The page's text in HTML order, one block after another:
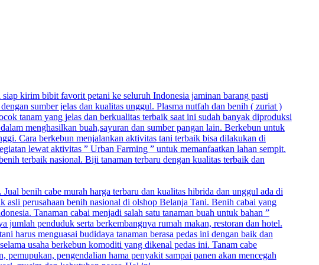
kirim bibit favorit petani ke seluruh Indonesia jaminan barang pasti
sumber jelas dan kualitas unggul. Plasma nutfah dan benih ( zuriat )
tanam yang jelas dan berkualitas terbaik saat ini sudah banyak diproduksi
menghasilkan buah,sayuran dan sumber pangan lain. Berkebun untuk
Cara berkebun menjalankan aktivitas tani terbaik bisa dilakukan di
lewat aktivitas ” Urban Farming ” untuk memanfaatkan lahan sempit.
terbaik nasional. Biji tanaman terbaru dengan kualitas terbaik dan
benih cabe murah harga terbaru dan kualitas hibrida dan unggul ada di
perusahaan benih nasional di olshop Belanja Tani. Benih cabai yang
Tanaman cabai menjadi salah satu tanaman buah untuk bahan ”
penduduk serta berkembangnya rumah makan, restoran dan hotel.
harus menguasai budidaya tanaman berasa pedas ini dengan baik dan
usaha berkebun komoditi yang dikenal pedas ini. Tanam cabe
pengendalian hama penyakit sampai panen akan mencegah